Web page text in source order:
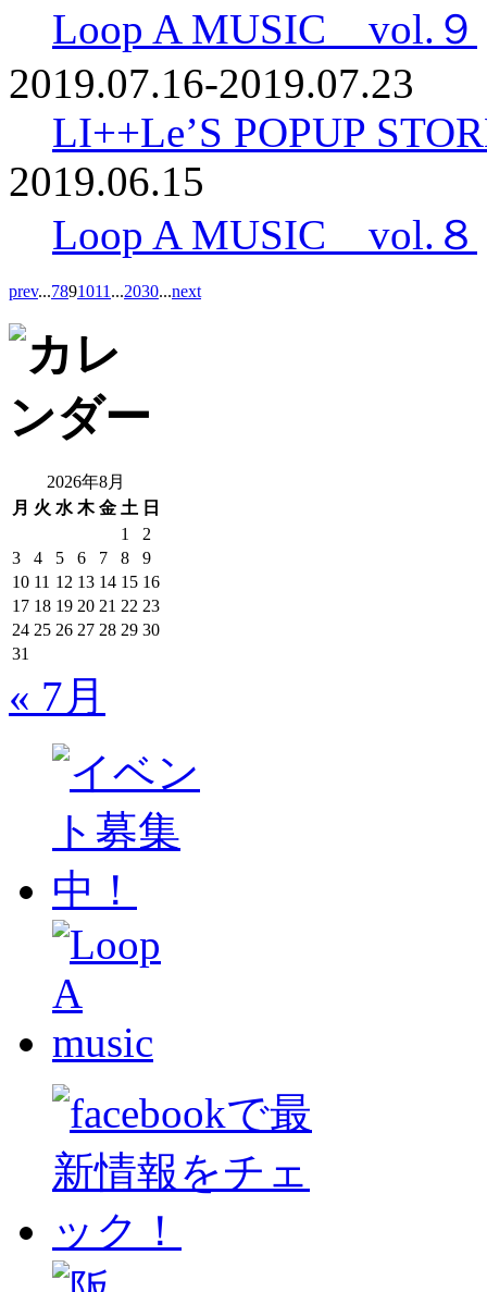
Loop A MUSIC vol.９
2019.07.16-2019.07.23
LI++Le’S POPUP
2019.06.15
Loop A MUSIC vol.８
prev...7891011 ...2030...next
2026年8月
月 火 水 木 金 土 日
1
2
3
4 5 6 7 8
9
10 11 12 13 14 15 16
17 18 19 20 21 22 23
24 25 26 27 28 29 30
31
« 7月